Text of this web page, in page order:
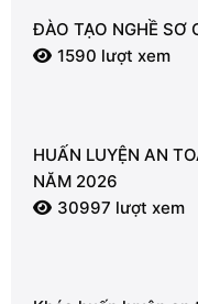
ĐÀO TẠO NGHỀ SƠ
1590 lượt xem
HUẤN LUYỆN AN
NĂM 2026
30997 lượt xem